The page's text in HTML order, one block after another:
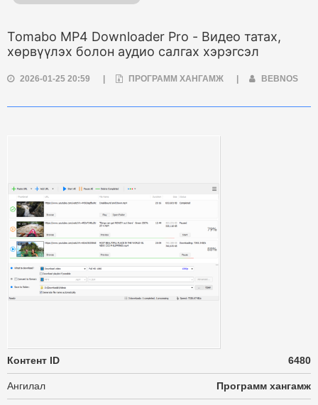
Tomabo MP4 Downloader Pro - Видео татах,
хөрвүүлэх болон аудио салгах хэрэгсэл
2026-01-25 20:59 ПРОГРАММ ХАНГАМЖ BEBNOS
Контент ID 6480
Ангилал Программ хангамж